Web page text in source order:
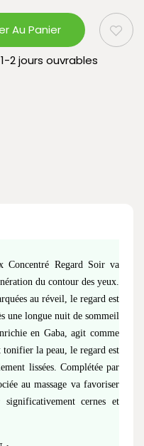
Au Panier
2 jours ouvrables
Concentré Regard Soir va
du contour des yeux.
au réveil, le regard est
une longue nuit de sommeil
en Gaba, agit comme
tonifier la peau, le regard est
lissées. Complétée par
au massage va favoriser
cernes et